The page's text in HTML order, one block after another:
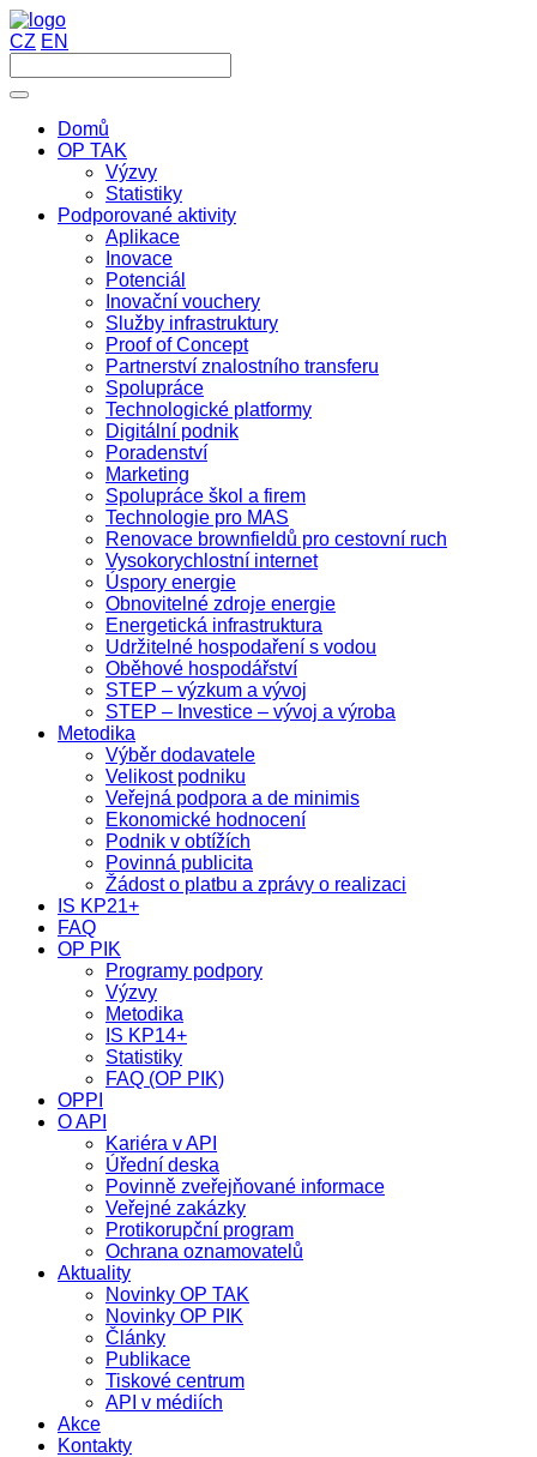
CZ EN
Domů
OP TAK
Výzvy
Statistiky
Podporované aktivity
Aplikace
Inovace
Potenciál
Inovační vouchery
Služby infrastruktury
Proof of Concept
Partnerství znalostního transferu
Spolupráce
Technologické platformy
Digitální podnik
Poradenství
Marketing
Spolupráce škol a firem
Technologie pro MAS
Renovace brownfieldů pro cestovní ruch
Vysokorychlostní internet
Úspory energie
Obnovitelné zdroje energie
Energetická infrastruktura
Udržitelné hospodaření s vodou
Oběhové hospodářství
STEP – výzkum a vývoj
STEP – Investice – vývoj a výroba
Metodika
Výběr dodavatele
Velikost podniku
Veřejná podpora a de minimis
Ekonomické hodnocení
Podnik v obtížích
Povinná publicita
Žádost o platbu a zprávy o realizaci
IS KP21+
FAQ
OP PIK
Programy podpory
Výzvy
Metodika
IS KP14+
Statistiky
FAQ (OP PIK)
OPPI
O API
Kariéra v API
Úřední deska
Povinně zveřejňované informace
Veřejné zakázky
Protikorupční program
Ochrana oznamovatelů
Aktuality
Novinky OP TAK
Novinky OP PIK
Články
Publikace
Tiskové centrum
API v médiích
Akce
Kontakty